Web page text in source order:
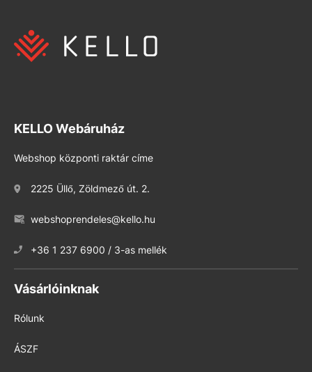
KELLO Webáruház
Webshop központi raktár címe
2225 Üllő, Zöldmező út. 2.
webshoprendeles@kello.hu
+36 1 237 6900 / 3-as mellék
Vásárlóinknak
Rólunk
ÁSZF